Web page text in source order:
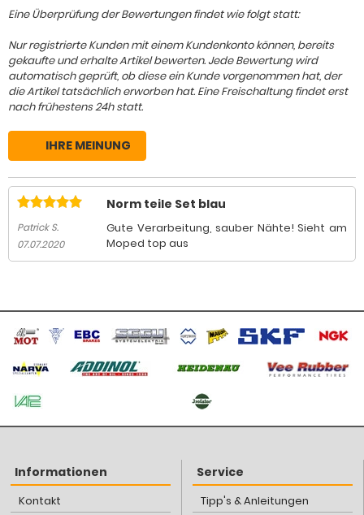
Eine Überprüfung der Bewertungen findet wie folgt statt:
Nur registrierte Kunden mit einem Kundenkonto können, bereits
gekaufte und erhalte Artikel bewerten. Jede Bewertung wird
automatisch geprüft, ob diese ein Kunde vorgenommen hat, der
die Artikel tatsächlich erworben hat. Eine Freischaltung findet erst
nach frühestens 24h statt.
IHRE MEINUNG
Patrick S.
07.07.2020
Norm teile Set blau
Gute Verarbeitung, sauber Nähte! Sieht am
Moped top aus
Informationen
Kontakt
Service
Tipp's & Anleitungen